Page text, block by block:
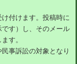
付けます。投稿時に
す）し、そのメール
す。
事訴訟の対象となり